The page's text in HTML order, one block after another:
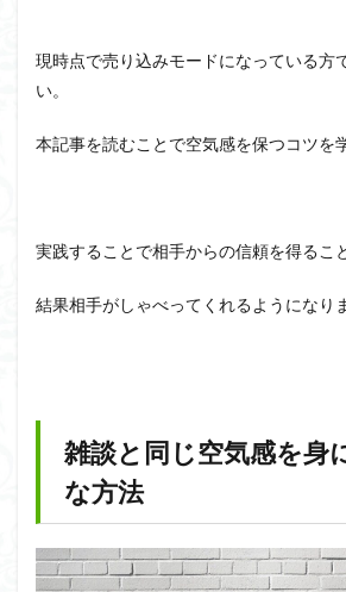
現時点で売り込みモードになっている方
い。
本記事を読むことで空気感を保つコツを
実践することで相手からの信頼を得るこ
結果相手がしゃべってくれるようになり
雑談と同じ空気感を身
な方法